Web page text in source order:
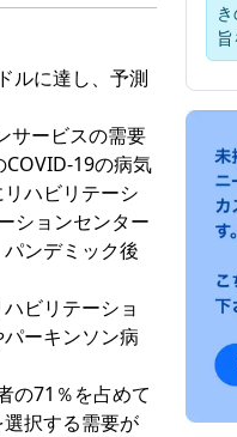
ルに達し、予測
サービスの需要
19の病気
ハビリテーシ
ションセンター
ンデミック後
ビリテーショ
ーキンソン病
の71％を占めて
択する需要が